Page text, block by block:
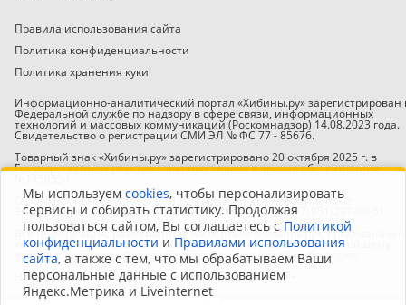
Знакомства
Потеряшки
Справка
Аналитика
Медицина
Попутчики
Общение
Правила использования сайта
Политика конфиденциальности
Политика хранения куки
Информационно-аналитический портал «Хибины.ру» зарегистрирован
Федеральной службе по надзору в сфере связи, информационных
технологий и массовых коммуникаций (Роскомнадзор) 14.08.2023 года.
Свидетельство о регистрации СМИ ЭЛ № ФС 77 - 85676.
Товарный знак «Хибины.ру» зарегистрировано 20 октября 2025 г. в
Государственном реестре товарных знаков и знаков обслуживания
ООО «Хибины.ру». Адрес: 195112, Город Санкт-Петербург, пр-кт
Энергетиков, д. 2, к. 2, стр. 1, помещ. 828Н. Телефон +7(951)297-00-51
Вся информация, размещенная на портале «Хибины.ру»,
только для персонального пользования и не подлежит дальнейшему
воспроизведению и/или распространению в какой-либо форме.
Настоящий ресурс может содержать материалы 18+
Мы используем cookies, чтобы персонализировать
сервисы и собирать статистику. Продолжая
пользоваться сайтом, Вы соглашаетесь с Политикой
конфиденциальности и Правилами использования
сайта, а также с тем, что мы обрабатываем Ваши
персональные данные с использованием
Яндекс.Метрика и Liveinternet